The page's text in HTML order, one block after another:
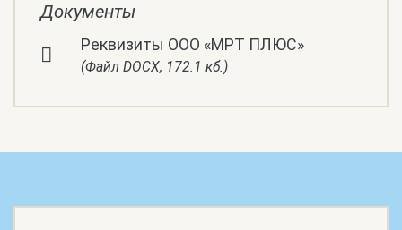
Документы
Реквизиты ООО «МРТ ПЛЮС»
(Файл DOCX, 172.1 кб.)